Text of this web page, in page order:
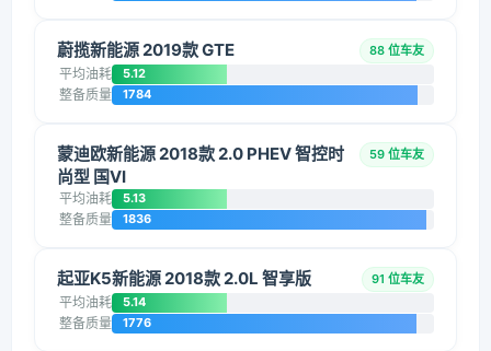
蔚揽新能源 2019款 GTE 88 位车友
平均油耗 5.12
整备质量 1784
蒙迪欧新能源 2018款 2.0 PHEV 智控时
尚型 国VI
59 位车友
平均油耗 5.13
整备质量 1836
起亚K5新能源 2018款 2.0L 智享版 91 位车友
平均油耗 5.14
整备质量 1776